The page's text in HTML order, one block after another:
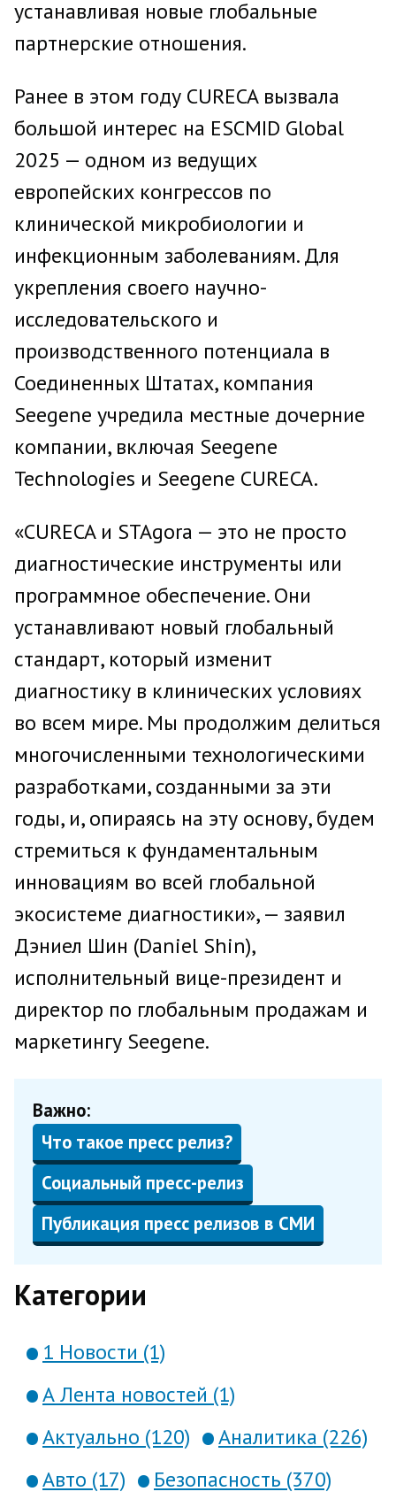
устанавливая новые глобальные
партнерские отношения.
Ранее в этом году CURECA вызвала
большой интерес на ESCMID Global
2025 — одном из ведущих
европейских конгрессов по
клинической микробиологии и
инфекционным заболеваниям. Для
укрепления своего научно-
исследовательского и
производственного потенциала в
Соединенных Штатах, компания
Seegene учредила местные дочерние
компании, включая Seegene
Technologies и Seegene CURECA.
«CURECA и STAgora — это не просто
диагностические инструменты или
программное обеспечение. Они
устанавливают новый глобальный
стандарт, который изменит
диагностику в клинических условиях
во всем мире. Мы продолжим делиться
многочисленными технологическими
разработками, созданными за эти
годы, и, опираясь на эту основу, будем
стремиться к фундаментальным
инновациям во всей глобальной
экосистеме диагностики», — заявил
Дэниел Шин (Daniel Shin),
исполнительный вице-президент и
директор по глобальным продажам и
маркетингу Seegene.
Важно:
Что такое пресс релиз?
Социальный пресс-релиз
Публикация пресс релизов в СМИ
Категории
1 Новости (1)
А Лента новостей (1)
Актуально (120)
Аналитика (226)
Авто (17)
Безопасность (370)